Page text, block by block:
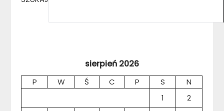
sierpień 2026
P W Ś C P S
N
1
2